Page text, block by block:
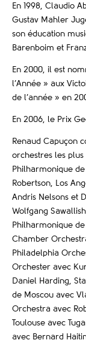
En 1998, Claudio
Gustav Mahler
son éducation
Barenboim et
En 2000, il est
l’Année » aux
de l’année » en
En 2006, le Prix
Renaud Capuçon
orchestres les
Philharmonique
Robertson, Los
Andris Nelsons et
Wolfgang
Philharmonique
Chamber
Philadelphia
Orchester avec
Daniel Harding,
de Moscou avec
Orchestra avec
Toulouse avec
avec Bernard